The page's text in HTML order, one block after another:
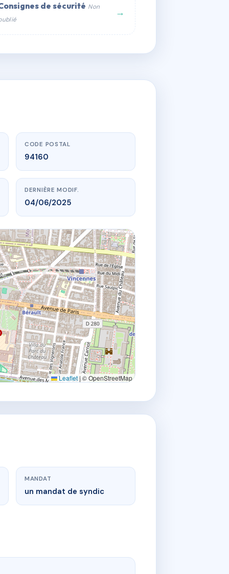
de sécurité Non
→
CODE POSTAL
94160
DERNIÈRE MODIF.
04/06/2025
Leaflet |© OpenStreetMap
MANDAT
un mandat de syndic